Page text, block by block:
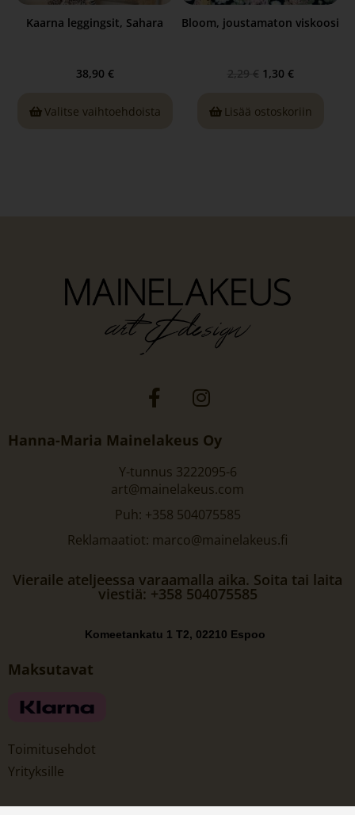
Kaarna leggingsit, Sahara
38,90 €
Valitse vaihtoehdoista
Bloom, joustamaton viskoosi
2,29 € 1,30 €
Lisää ostoskoriin
Hanna-Maria Mainelakeus Oy
Y-tunnus 3222095-6
art@mainelakeus.com
Puh: +358 504075585
Reklamaatiot: marco@mainelakeus.fi
Vieraile ateljeessa varaamalla aika. Soita tai laita
viestiä: +358 504075585
Komeetankatu 1 T2, 02210 Espoo
Maksutavat
Toimitusehdot
Yrityksille